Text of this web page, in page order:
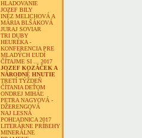
HLADOVANIE
JOZEF BILY
INÉZ MELICHOVÁ A
MÁRIA BLŠÁKOVÁ
JURAJ SOVIAR
TRI DUBY
HEURÉKA -
KONFERENCIA PRE
MLADÝCH ĽUDÍ
ČÍTAJME SI ... 2017
JOZEF KOZÁČEK A
NÁRODNÉ HNUTIE
TRETÍ TÝŽDEŇ
ČÍTANIA DEŤOM
ONDREJ MIHÁĽ
PETRA NAGYOVÁ -
DŽERENGOVÁ
NAJ LESNÁ
POHĽADNICA 2017
LITERÁRNE PRÍBEHY
MINERÁLNE